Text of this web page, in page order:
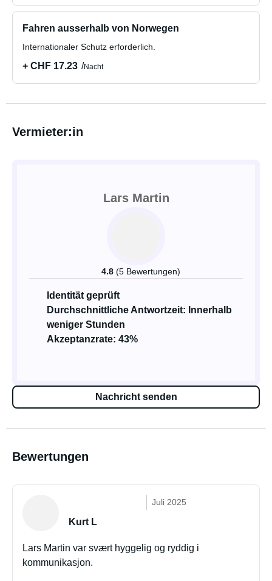
Fahren ausserhalb von Norwegen
Internationaler Schutz erforderlich.
+ CHF 17.23 Nacht
Vermieter:in
Lars Martin
4.8 (5 Bewertungen)
Identität geprüft
Durchschnittliche Antwortzeit: Innerhalb
weniger Stunden
Akzeptanzrate: 43%
Nachricht senden
Bewertungen
Juli 2025
Kurt L
Lars Martin var svært hyggelig og ryddig i
kommunikasjon.